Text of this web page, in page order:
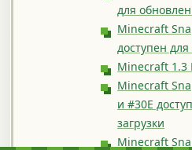
для
Minecraft
доступен для
Minecraft 1.3
Minecraft
и #30E
загрузки
Minecraft